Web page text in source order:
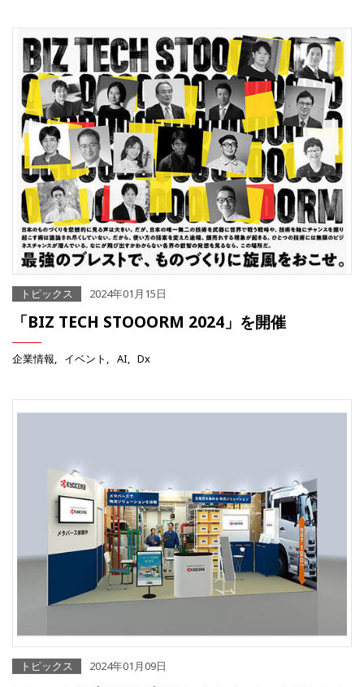
トピックス 2024年01月15日
「BIZ TECH STOOORM 2024」を開催
企業情報 イベント AI Dx
トピックス 2024年01月09日